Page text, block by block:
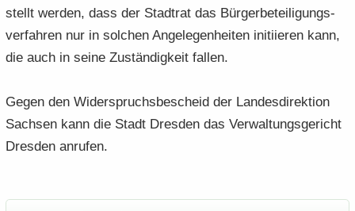
stellt wer­den, dass der Stadt­rat das Bür­ger­be­tei­li­gungs­
ver­fah­ren nur in sol­chen An­ge­le­gen­hei­ten in­iti­ie­ren kann,
die auch in seine Zu­stän­dig­keit fal­len.
Gegen den Wi­der­spruchs­be­scheid der Lan­des­di­rek­ti­on
Sach­sen kann die Stadt Dres­den das Ver­wal­tungs­ge­richt
Dres­den an­ru­fen.